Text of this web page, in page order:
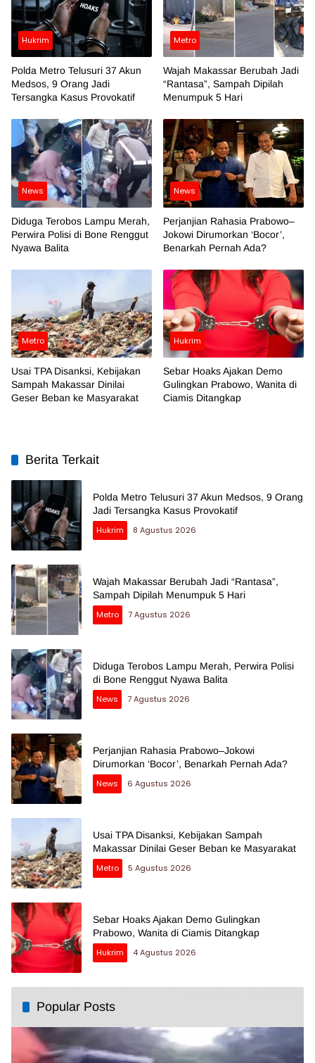
Hukrim
Polda Metro Telusuri 37 Akun
Medsos, 9 Orang Jadi
Tersangka Kasus Provokatif
Metro
Wajah Makassar Berubah Jadi
“Rantasa”, Sampah Dipilah
Menumpuk 5 Hari
News
Diduga Terobos Lampu Merah,
Perwira Polisi di Bone Renggut
Nyawa Balita
News
Perjanjian Rahasia Prabowo–
Jokowi Dirumorkan ‘Bocor’,
Benarkah Pernah Ada?
Metro
Usai TPA Disanksi, Kebijakan
Sampah Makassar Dinilai
Geser Beban ke Masyarakat
Hukrim
Sebar Hoaks Ajakan Demo
Gulingkan Prabowo, Wanita di
Ciamis Ditangkap
Berita Terkait
Polda Metro Telusuri 37 Akun Medsos, 9 Orang
Jadi Tersangka Kasus Provokatif
Hukrim
8 Agustus 2026
Wajah Makassar Berubah Jadi “Rantasa”,
Sampah Dipilah Menumpuk 5 Hari
Metro
7 Agustus 2026
Diduga Terobos Lampu Merah, Perwira Polisi
di Bone Renggut Nyawa Balita
News
7 Agustus 2026
Perjanjian Rahasia Prabowo–Jokowi
Dirumorkan ‘Bocor’, Benarkah Pernah Ada?
News
6 Agustus 2026
Usai TPA Disanksi, Kebijakan Sampah
Makassar Dinilai Geser Beban ke Masyarakat
Metro
5 Agustus 2026
Sebar Hoaks Ajakan Demo Gulingkan
Prabowo, Wanita di Ciamis Ditangkap
Hukrim
4 Agustus 2026
Popular Posts